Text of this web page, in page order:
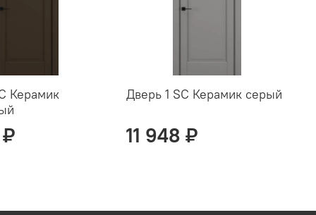
Керамик
₽
Дверь 1 SC Керамик серый
11 948 ₽